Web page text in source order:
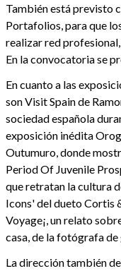
También está previsto
Portafolios, para que
realizar red
En la convocatoria se
En cuanto a las
son Visit Spain de
sociedad española
exposición inédita
Outumuro, donde
Period Of Juvenile
que retratan la cultura
Icons' del dueto Cortis
Voyage¡, un relato
casa, de la fotógrafa
La dirección también